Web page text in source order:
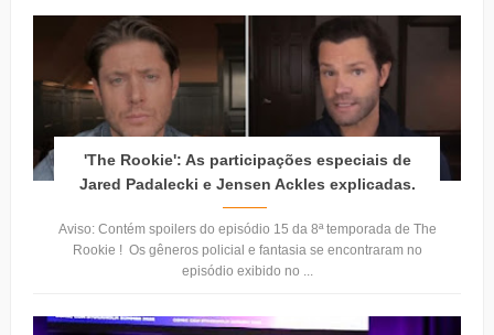
'The Rookie': As participações especiais de
Jared Padalecki e Jensen Ackles explicadas.
Aviso: Contém spoilers do episódio 15 da 8ª temporada de The
Rookie ! Os gêneros policial e fantasia se encontraram no
episódio exibido no ...